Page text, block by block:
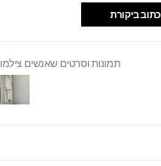
כתוב ביקורת
תמונות וסרטים שאנשים צילמו